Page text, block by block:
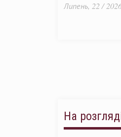
Липень, 22 /
На